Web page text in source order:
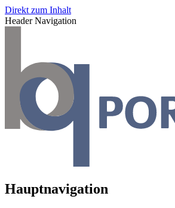
Direkt zum Inhalt
Header Navigation
Hauptnavigation